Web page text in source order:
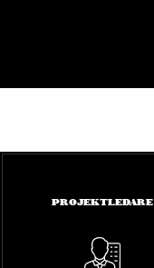
PROJEKTLEDARE